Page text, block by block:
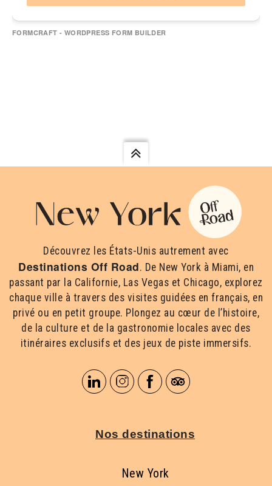
FORMCRAFT - WORDPRESS FORM BUILDER
Découvrez les États-Unis autrement avec
Destinations Off Road. De New York à Miami, en
passant par la Californie, Las Vegas et Chicago, explorez
chaque ville à travers des visites guidées en français, en
privé ou en petit groupe. Plongez au cœur de l’histoire,
de la culture et de la gastronomie locales avec des
itinéraires exclusifs et des jeux de piste immersifs.
Nos destinations
New York